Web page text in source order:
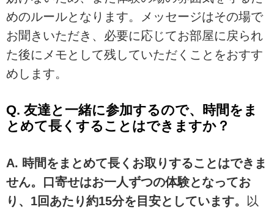
めのルールとなります。メッセージはその場で
お聞きいただき、必要に応じてお部屋に戻られ
た後にメモとして残していただくことをおすす
めします。
Q. 友達と一緒に参加するので、時間をま
とめて長くすることはできますか？
A. 時間をまとめて長くお取りすることはできま
せん。口寄せはお一人ずつの体験となってお
り、1回あたり約15分を目安としています。 以